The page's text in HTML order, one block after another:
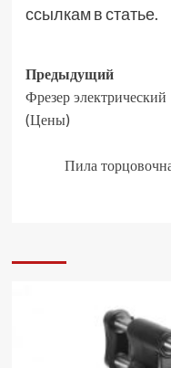
ссылкам в статье.
Навигация
записи
Предыдущий
Фрезер
(Цены)
Пила